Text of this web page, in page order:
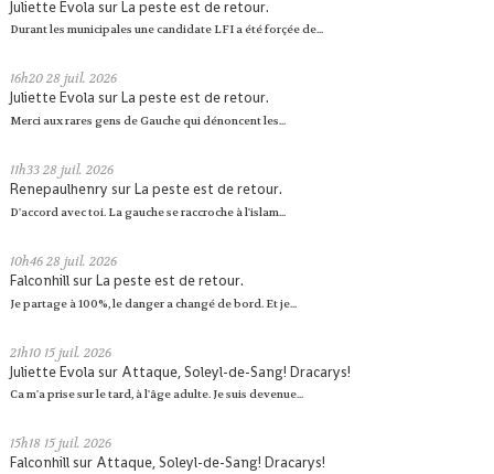
Juliette Evola surLa peste est de retour.
Durant les municipales une candidate LFI a été forçée de...
16h20 28 juil. 2026
Juliette Evola surLa peste est de retour.
Merci aux rares gens de Gauche qui dénoncent les...
11h33 28 juil. 2026
Renepaulhenry surLa peste est de retour.
D'accord avec toi. La gauche se raccroche à l'islam...
10h46 28 juil. 2026
FalconhillsurLa peste est de retour.
Je partage à 100%, le danger a changé de bord. Et je...
21h10 15 juil. 2026
Juliette Evola sur Attaque, Soleyl-de-Sang! Dracarys!
Ca m'a prise sur le tard, à l'âge adulte. Je suis devenue...
15h18 15 juil. 2026
Falconhillsur Attaque, Soleyl-de-Sang! Dracarys!